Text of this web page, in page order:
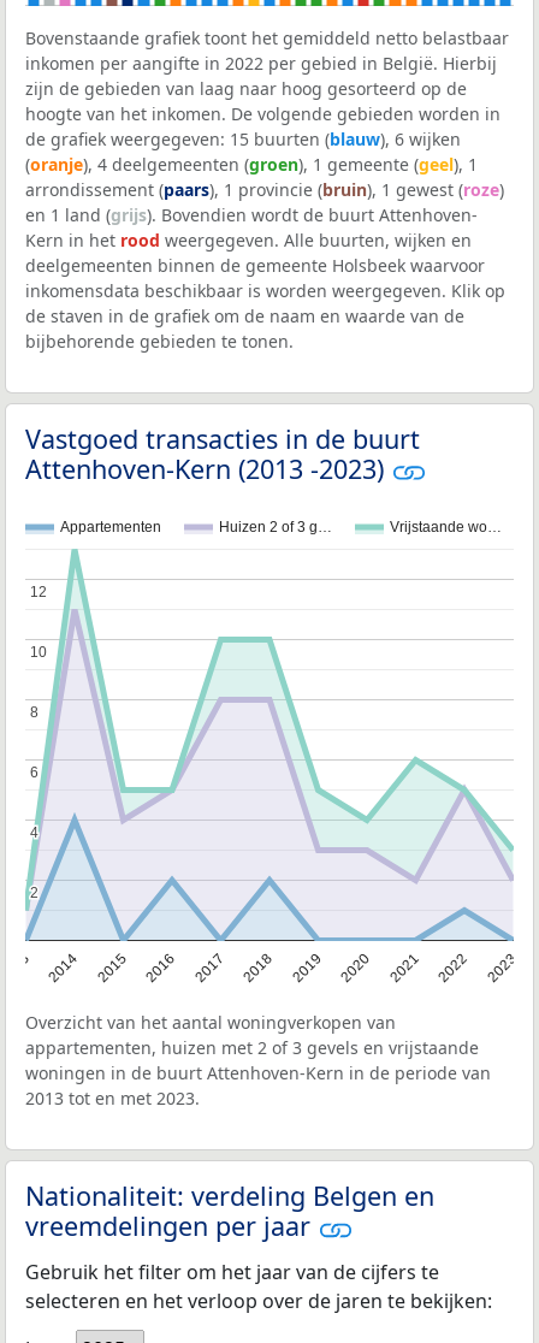
Bovenstaande grafiek toont het gemiddeld netto belastbaar
inkomen per aangifte in 2022 per gebied in België. Hierbij
zijn de gebieden van laag naar hoog gesorteerd op de
hoogte van het inkomen. De volgende gebieden worden in
de grafiek weergegeven: 15 buurten (blauw), 6 wijken
(oranje), 4 deelgemeenten (groen), 1 gemeente (geel), 1
arrondissement (paars), 1 provincie (bruin), 1 gewest (roze)
en 1 land (grijs). Bovendien wordt de buurt Attenhoven-
Kern in het rood weergegeven. Alle buurten, wijken en
deelgemeenten binnen de gemeente Holsbeek waarvoor
inkomensdata beschikbaar is worden weergegeven. Klik op
de staven in de grafiek om de naam en waarde van de
bijbehorende gebieden te tonen.
Vastgoed transacties in de buurt
Attenhoven-Kern (2013 -2023)
Appartementen Huizen 2 of 3 g… Vrijstaande wo…
2014 2015 2016 2017 2018 2019 2020 2021 2022 2023
2
2
4
4
6
6
8
8
10
10
12
12
Overzicht van het aantal woningverkopen van
appartementen, huizen met 2 of 3 gevels en vrijstaande
woningen in de buurt Attenhoven-Kern in de periode van
2013 tot en met 2023.
Nationaliteit: verdeling Belgen en
vreemdelingen per jaar
Gebruik het filter om het jaar van de cijfers te
selecteren en het verloop over de jaren te bekijken: